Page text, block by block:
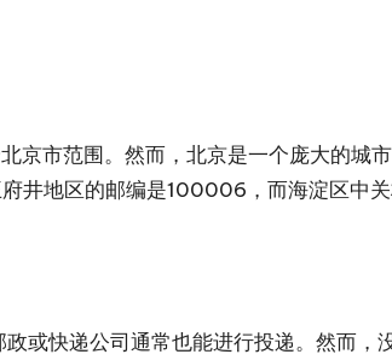
市范围。然而，北京是一个庞大的城
井地区的邮编是100006，而海淀区中
或快递公司通常也能进行投递。然而